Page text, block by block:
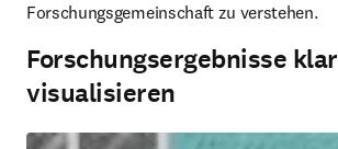
Forschungsgemeinschaft zu verstehen.
Forschungsergebnisse klar
visualisieren